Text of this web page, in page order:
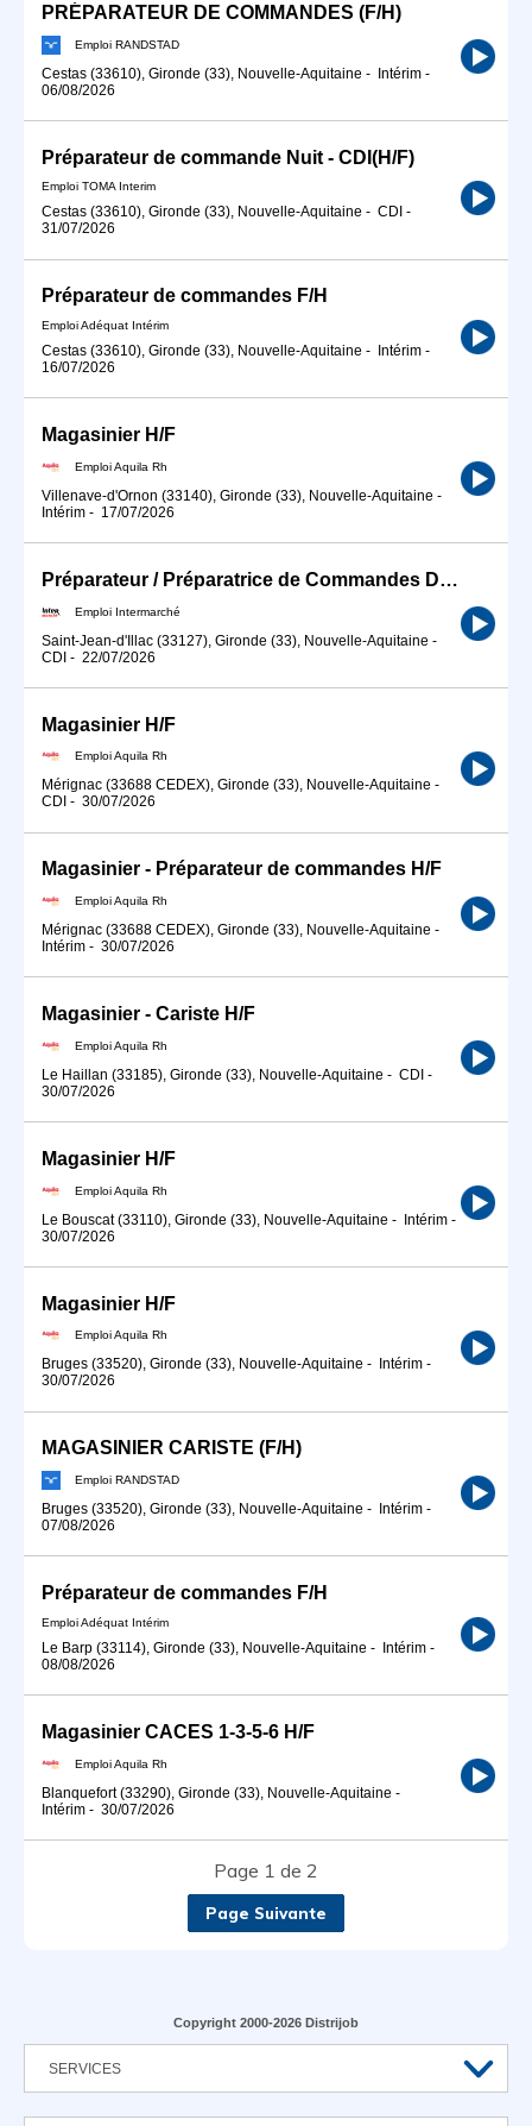
PRÉPARATEUR DE COMMANDES (F/H)
Emploi RANDSTAD
Cestas (33610), Gironde (33), Nouvelle-Aquitaine - Intérim -
06/08/2026
Préparateur de commande Nuit - CDI(H/F)
Emploi TOMA Interim
Cestas (33610), Gironde (33), Nouvelle-Aquitaine - CDI -
31/07/2026
Préparateur de commandes F/H
Emploi Adéquat Intérim
Cestas (33610), Gironde (33), Nouvelle-Aquitaine - Intérim -
16/07/2026
Magasinier H/F
Emploi Aquila Rh
Villenave-d'Ornon (33140), Gironde (33), Nouvelle-Aquitaine -
Intérim - 17/07/2026
Préparateur / Préparatrice de Commandes Drive H/F
Emploi Intermarché
Saint-Jean-d'Illac (33127), Gironde (33), Nouvelle-Aquitaine -
CDI - 22/07/2026
Magasinier H/F
Emploi Aquila Rh
Mérignac (33688 CEDEX), Gironde (33), Nouvelle-Aquitaine -
CDI - 30/07/2026
Magasinier - Préparateur de commandes H/F
Emploi Aquila Rh
Mérignac (33688 CEDEX), Gironde (33), Nouvelle-Aquitaine -
Intérim - 30/07/2026
Magasinier - Cariste H/F
Emploi Aquila Rh
Le Haillan (33185), Gironde (33), Nouvelle-Aquitaine - CDI -
30/07/2026
Magasinier H/F
Emploi Aquila Rh
Le Bouscat (33110), Gironde (33), Nouvelle-Aquitaine - Intérim -
30/07/2026
Magasinier H/F
Emploi Aquila Rh
Bruges (33520), Gironde (33), Nouvelle-Aquitaine - Intérim -
30/07/2026
MAGASINIER CARISTE (F/H)
Emploi RANDSTAD
Bruges (33520), Gironde (33), Nouvelle-Aquitaine - Intérim -
07/08/2026
Préparateur de commandes F/H
Emploi Adéquat Intérim
Le Barp (33114), Gironde (33), Nouvelle-Aquitaine - Intérim -
08/08/2026
Magasinier CACES 1-3-5-6 H/F
Emploi Aquila Rh
Blanquefort (33290), Gironde (33), Nouvelle-Aquitaine -
Intérim - 30/07/2026
Page 1 de 2
Page Suivante
Copyright 2000-2026 Distrijob
SERVICES